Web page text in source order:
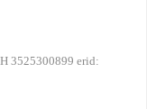
3525300899 erid: